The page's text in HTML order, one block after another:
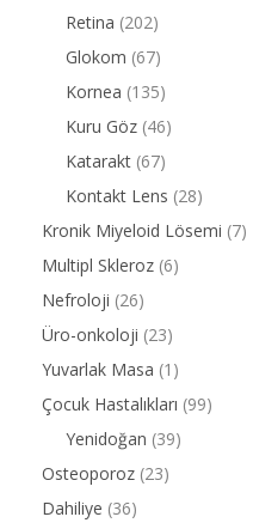
Retina (202)
Glokom (67)
Kornea (135)
Kuru Göz (46)
Katarakt (67)
Kontakt Lens (28)
Kronik Miyeloid Lösemi (7)
Multipl Skleroz (6)
Nefroloji (26)
Üro-onkoloji (23)
Yuvarlak Masa (1)
Çocuk Hastalıkları (99)
Yenidoğan (39)
Osteoporoz (23)
Dahiliye (36)